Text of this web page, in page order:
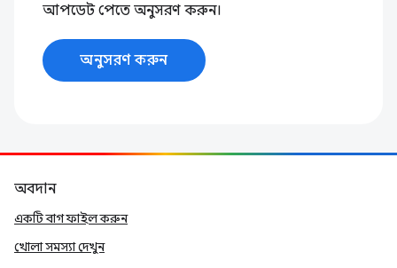
আপডেট পেতে অনুসরণ করুন।
অনুসরণ করুন
অবদান
একটি বাগ ফাইল করুন
খোলা সমস্যা দেখুন